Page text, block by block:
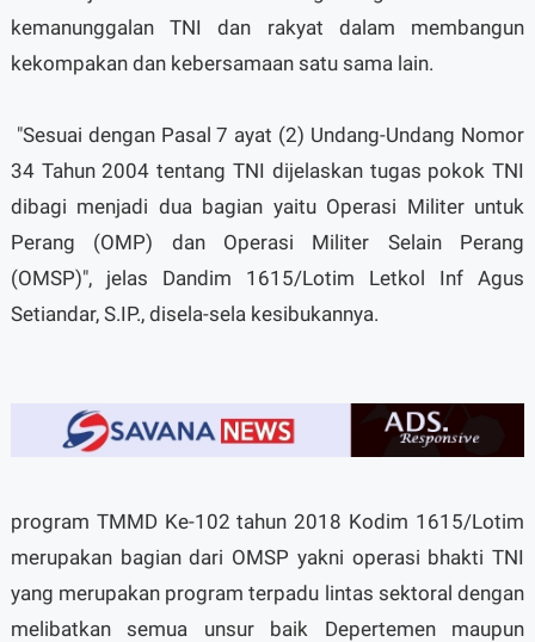
kemanunggalan TNI dan rakyat dalam membangun
kekompakan dan kebersamaan satu sama lain.
"Sesuai dengan Pasal 7 ayat (2) Undang-Undang Nomor
34 Tahun 2004 tentang TNI dijelaskan tugas pokok TNI
dibagi menjadi dua bagian yaitu Operasi Militer untuk
Perang (OMP) dan Operasi Militer Selain Perang
(OMSP)", jelas Dandim 1615/Lotim Letkol Inf Agus
Setiandar, S.IP., disela-sela kesibukannya.
program TMMD Ke-102 tahun 2018 Kodim 1615/Lotim
merupakan bagian dari OMSP yakni operasi bhakti TNI
yang merupakan program terpadu lintas sektoral dengan
melibatkan semua unsur baik Depertemen maupun